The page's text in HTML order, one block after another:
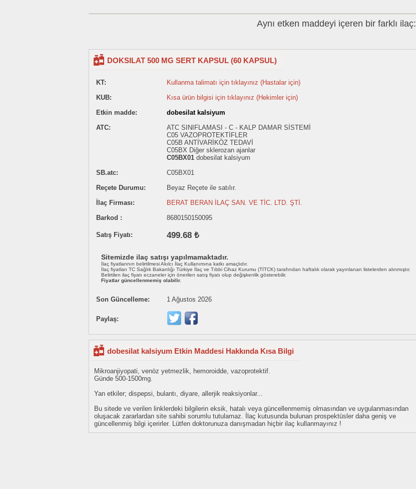
Aynı etken maddeyi içeren bir farklı ilaç:
DOKSILAT 500 MG SERT KAPSUL (60 KAPSUL)
KT:
Kullanma talimatı için tıklayınız (Hastalar için)
KUB:
Kısa ürün bilgisi için tıklayınız (Hekimler için)
Etkin madde:
dobesilat kalsiyum
ATC:
ATC SINIFLAMASI - C - KALP DAMAR SİSTEMİ
C05 VAZOPROTEKTİFLER
C05B ANTİVARİKÖZ TEDAVİ
C05BX Diğer sklerozan ajanlar
C05BX01 dobesilat kalsiyum
SB.atc:
C05BX01
Reçete Durumu:
Beyaz Reçete ile satılır.
İlaç Firması:
BERAT BERAN İLAÇ SAN. VE TİC. LTD. ŞTİ.
Barkod :
8680150150095
Satış Fiyatı: 499.68 ₺
Sitemizde ilaç satışı yapılmamaktadır.
İlaç fiyatlarının belirtilmesi Akılcı İlaç Kullanımına katkı amaçlıdır.
İlaç fiyatları TC Sağlık Bakanlığı Türkiye İlaç ve Tıbbi Cihaz Kurumu (TİTCK) tarafından haftalık olarak yayınlanan listelerden alınmıştır.
Belirtilen ilaç fiyatı eczaneler için önerilen satış fiyatı olup değişkenlik gösterebilir.
Fiyatlar güncellenmemiş olabilir.
Son Güncelleme: 1 Ağustos 2026
Paylaş:
dobesilat kalsiyum Etkin Maddesi Hakkında Kısa Bilgi
Mikroanjiyopati, venöz yetmezlik, hemoroidde, vazoprotektif.
Günde 500-1500mg.
Yan etkiler; dispepsi, bulantı, diyare, allerjik reaksiyonlar...
Bu sitede ve verilen linklerdeki bilgilerin eksik, hatalı veya güncellenmemiş olmasından ve uygulanmasından
oluşacak zararlardan site sahibi sorumlu tutulamaz. İlaç kutusunda bulunan prospektüsler daha geniş ve
güncellenmiş bilgi içerirler. Lütfen doktorunuza danışmadan hiçbir ilaç kullanmayınız !